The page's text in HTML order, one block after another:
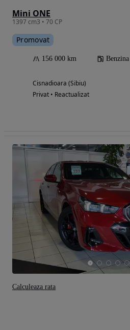
Mini ONE
1397 cm3 • 70 CP
Promovat
156 000 km Benzina
Cisnadioara (Sibiu)
Privat • Reactualizat
Calculeaza rata